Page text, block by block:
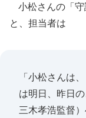
小松さんの「守
と、担当者は
「小松さんは
は明日、昨日
三木孝浩監督